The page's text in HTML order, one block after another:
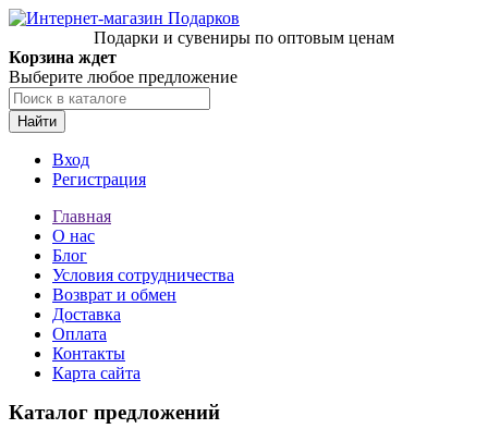
Подарки и сувениры по оптовым ценам
Корзина ждет
Выберите любое предложение
Найти
Вход
Регистрация
Главная
О нас
Блог
Условия сотрудничества
Возврат и обмен
Доставка
Оплата
Контакты
Карта сайта
Каталог предложений